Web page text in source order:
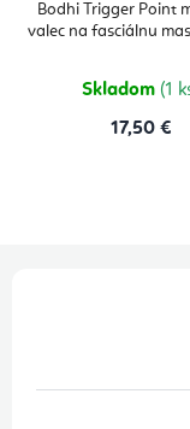
Bodhi Trigger Point
valec na fasciálnu
Skladom (1
17,50 €